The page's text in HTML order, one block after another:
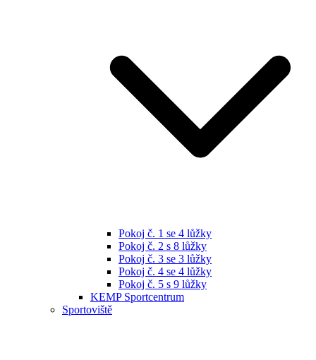
Pokoj č. 1 se 4 lůžky
Pokoj č. 2 s 8 lůžky
Pokoj č. 3 se 3 lůžky
Pokoj č. 4 se 4 lůžky
Pokoj č. 5 s 9 lůžky
KEMP Sportcentrum
Sportoviště